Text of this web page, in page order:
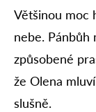
Většinou moc
nebe. Pánbůh
způsobené
že Olena
slušně.